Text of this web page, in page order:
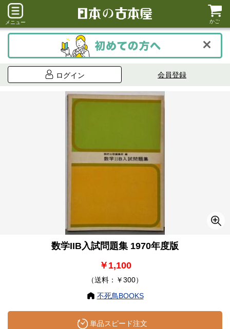
メニュー かご
ログイン 会員登録
数学IIB入試問題集 1970年度版
￥1,100
（送料：￥300）
不死鳥BOOKS
単品スピード注文